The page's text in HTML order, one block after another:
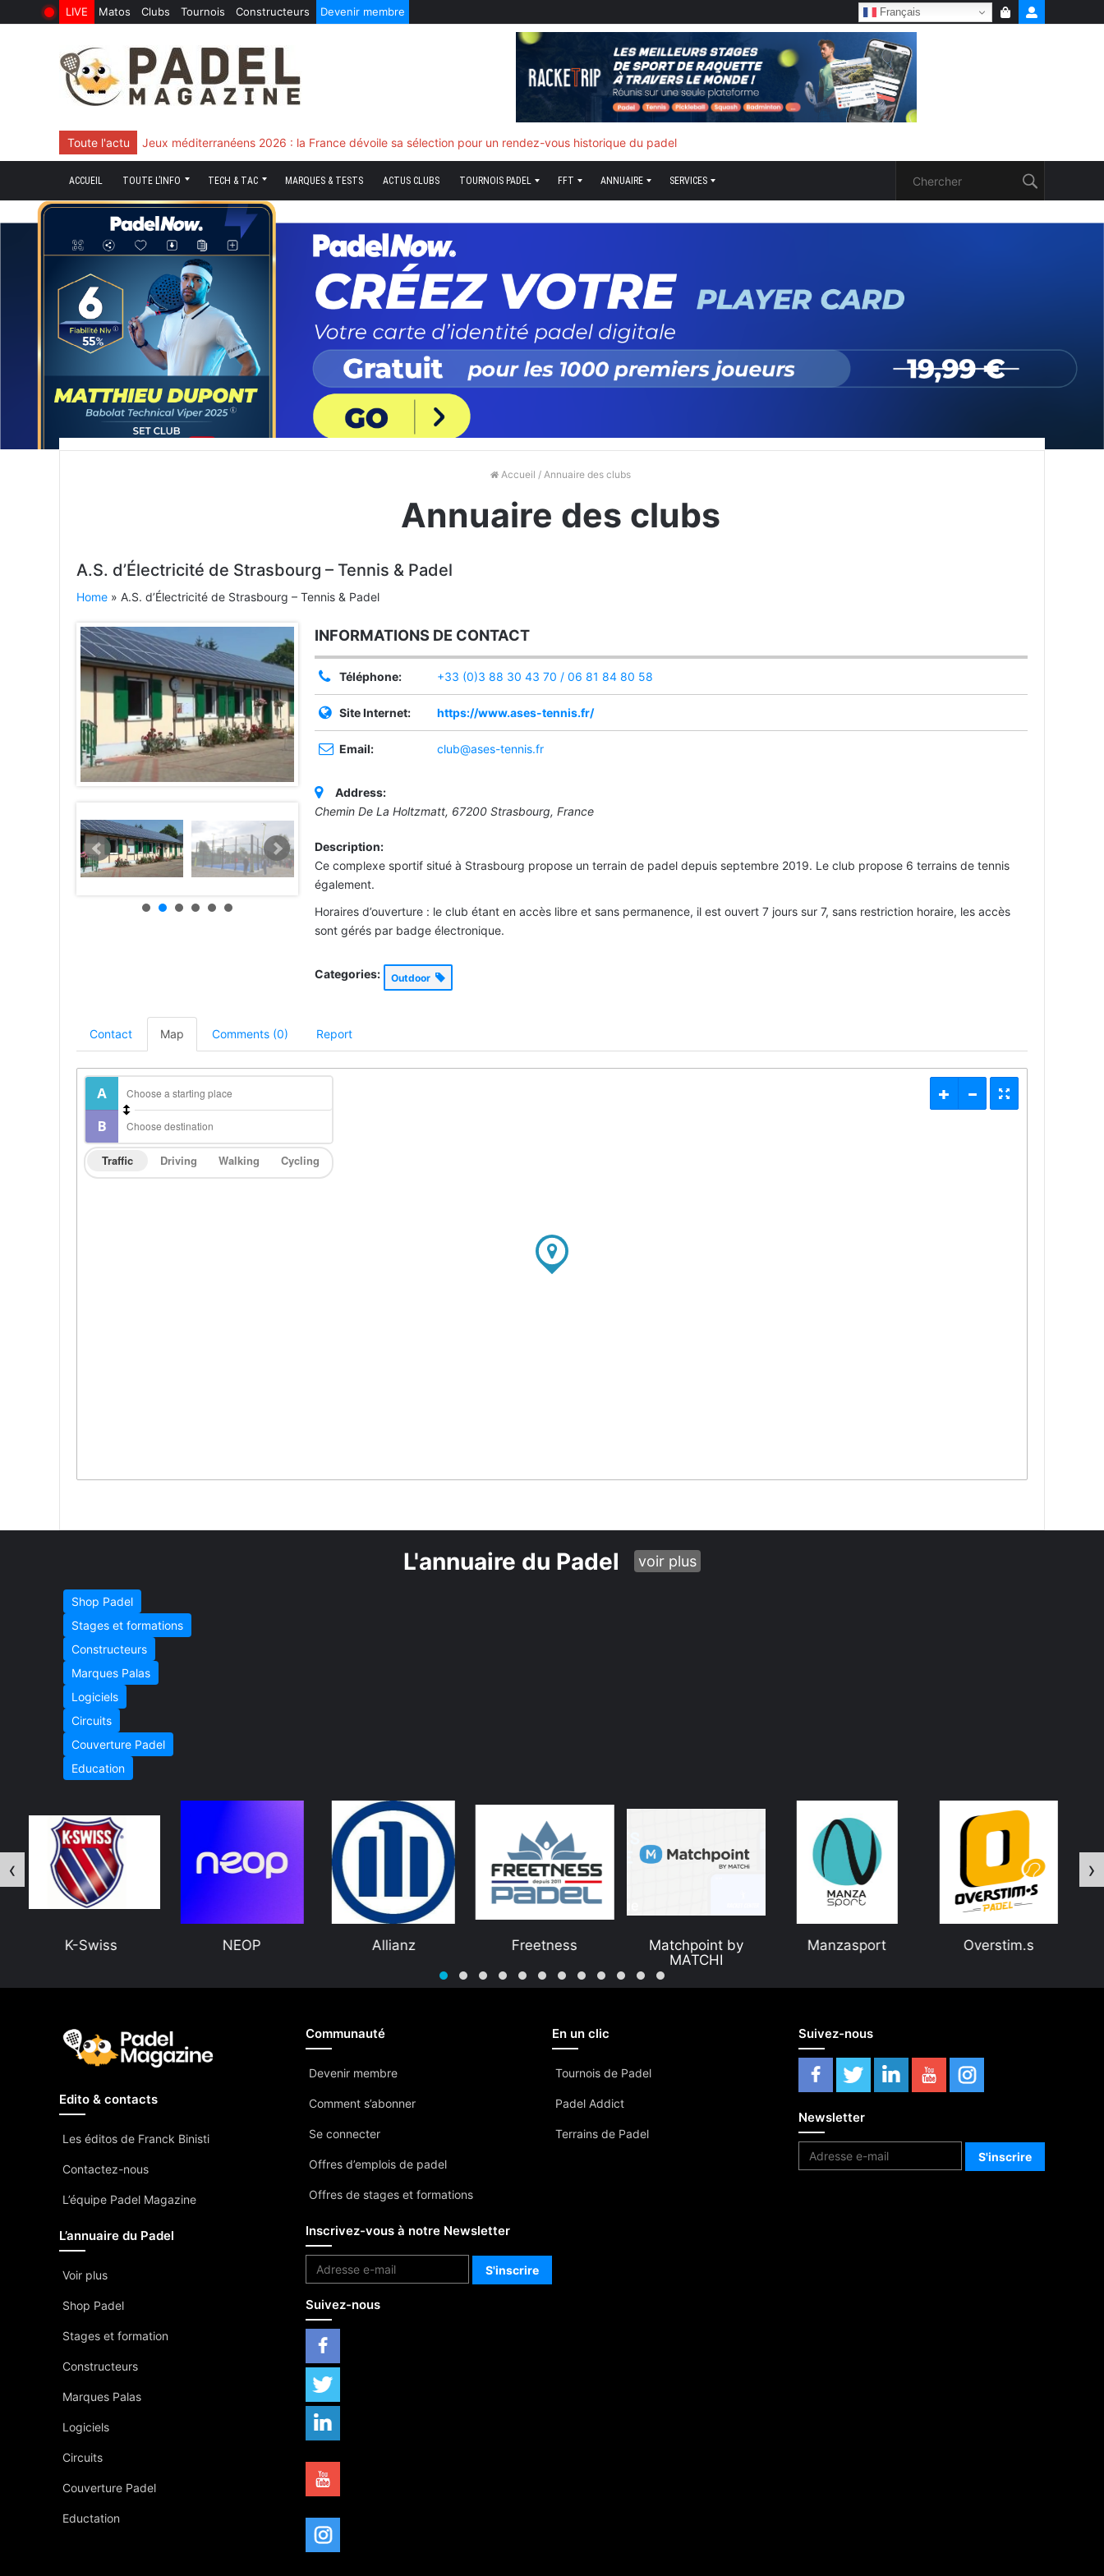
LIVE Matos Clubs Tournois Constructeurs Devenir membre Français
Toute l'actu Chingotto, ciblé tout le match mais décisif quand tout bascule
ACCUEIL TOUTE L’INFO
6 Août 2026
TECH & TAC
10 Juin 2026
MARQUES & TESTS ACTUS CLUBS TOURNOIS PADEL FFT ANNUAIRE SERVICES
Accueil / Annuaire des clubs
Annuaire des clubs
A.S. d’Électricité de Strasbourg – Tennis & Padel
Home » A.S. d’Électricité de Strasbourg – Tennis & Padel
Address:
Chemin De La Holtzmatt, 67200 Strasbourg, France
Description:
Ce complexe sportif situé à Strasbourg propose un terrain de padel depuis septembre 2019. Le club propose 6 terrains de tennis
également.
Horaires d’ouverture : le club étant en accès libre et sans permanence, il est ouvert 7 jours sur 7, sans restriction horaire, les accès
sont gérés par badge électronique.
Categories: Outdoor
INFORMATIONS DE CONTACT
Téléphone: +33 (0)3 88 30 43 70 / 06 81 84 80 58
Site Internet: https://www.ases-tennis.fr/
Email: club@ases-tennis.fr
Contact Map Comments (0) Report
Traffic Driving Walking Cycling
L'annuaire du Padel voir plus
Shop Padel
Stages et formations
Constructeurs
Marques Palas
Logiciels
Circuits
Couverture Padel
Education
NEOP Allianz Freetness
Matchpoint by
Manzasport Overstim.s Padel Now
‹ ›
Edito & contacts
Les éditos de Franck Binisti
Contactez-nous
L’équipe Padel Magazine
L’annuaire du Padel
Voir plus
Shop Padel
Stages et formation
Constructeurs
Marques Palas
Logiciels
Circuits
Couverture Padel
Eductation
Communauté
Devenir membre
Comment s’abonner
Se connecter
Offres d’emplois de padel
Offres de stages et formations
Inscrivez-vous à notre Newsletter
Suivez-nous
En un clic
Tournois de Padel
Padel Addict
Terrains de Padel
Suivez-nous
Newsletter